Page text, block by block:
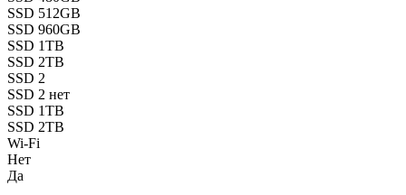
SSD 512GB
SSD 960GB
SSD 1TB
SSD 2TB
SSD 2
SSD 2 нет
SSD 1TB
SSD 2TB
Wi-Fi
Нет
Да